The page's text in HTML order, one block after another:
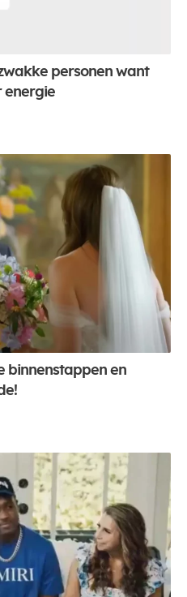
personen want
energie
binnenstappen en